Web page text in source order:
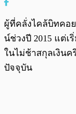
ผู้ที่คลั่งไคล้บิทคอ
น์ช่วงปี 2015 แต่เ
ในไม่ช้าสกุลเงิน
ปัจจุบัน